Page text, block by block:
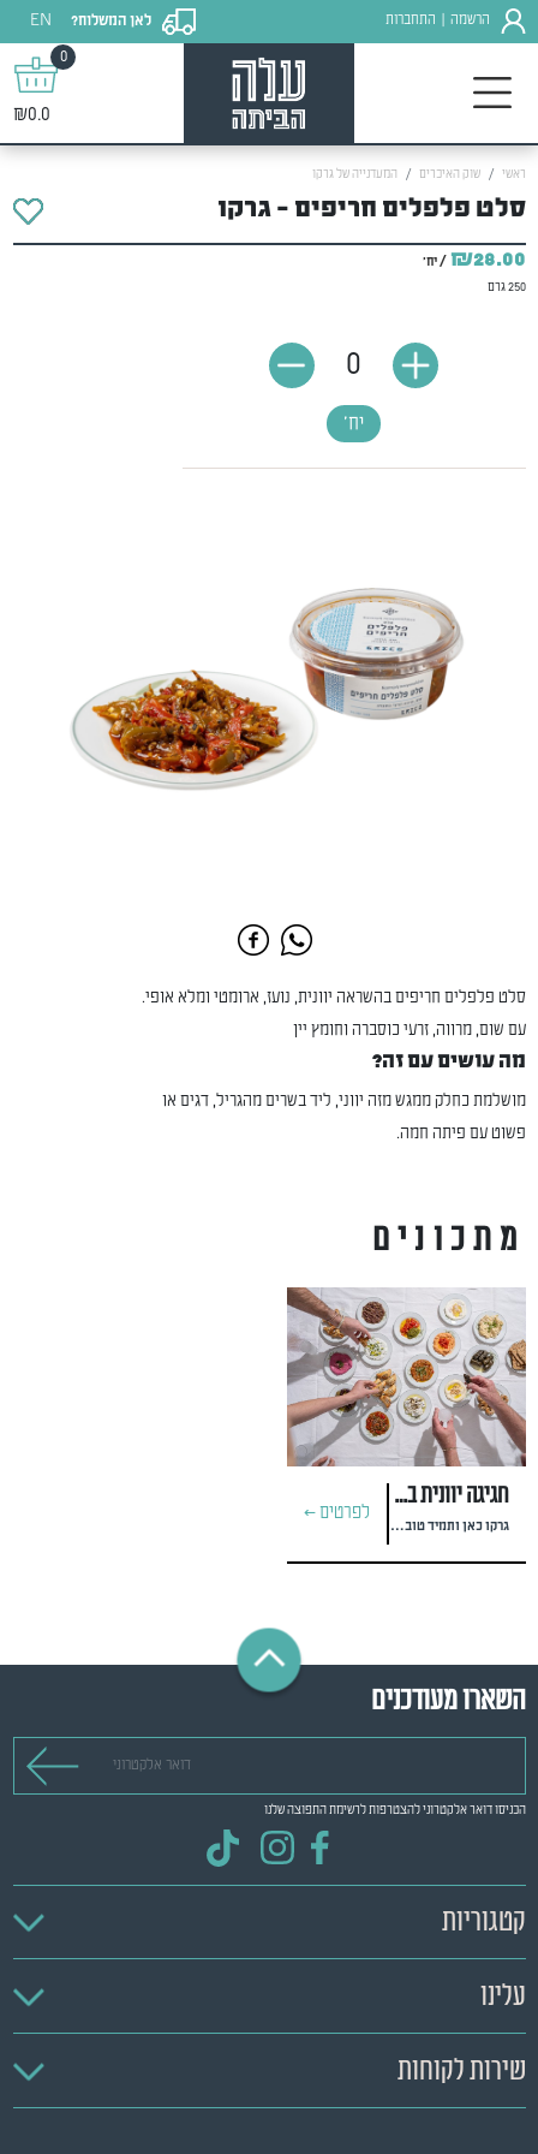
הרשמה התחברות לאן המשלוח?
EN
0
₪0.0
ראשי שוק האיכרים המעדנייה של גרקו
סלט פלפלים חריפים - גרקו
₪28.00 / יח'
250 גרם
יח'
0
סלט פלפלים חריפים בהשראה יוונית, נועז, ארומטי ומלא אופי.
עם שום, מרווה, זרעי כוסברה וחומץ יין
מה עושים עם זה?
מושלמת כחלק ממגש מזה יווני, ליד בשרים מהגריל, דגים או
פשוט עם פיתה חמה.
מתכונים
חגיגה יוונית בעלה הביתה
גרקו כאן ותמיד טוב שיש יוון במקרר
לפרטים >
השארו מעודכנים
הכניסו דואר אלקטרוני להצטרפות לרשימת התפוצה שלנו
קטגוריות
עלינו
שירות לקוחות